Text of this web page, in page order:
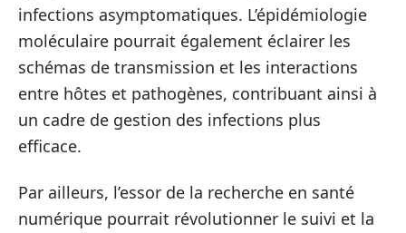
infections asymptomatiques. L’épidémiologie
moléculaire pourrait également éclairer les
schémas de transmission et les interactions
entre hôtes et pathogènes, contribuant ainsi à
un cadre de gestion des infections plus
efficace.
Par ailleurs, l’essor de la recherche en santé
numérique pourrait révolutionner le suivi et la